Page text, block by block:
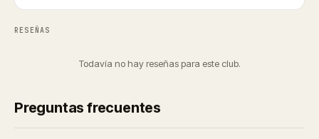
RESEÑAS
Todavía no hay reseñas para este club.
Preguntas frecuentes